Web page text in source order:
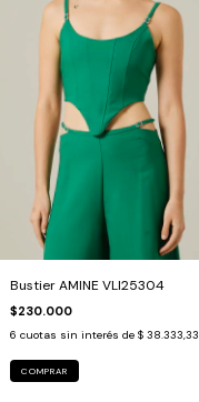
Bustier AMINE VLI25304
$230.000
6 cuotas sin interés de $ 38.333,33
COMPRAR